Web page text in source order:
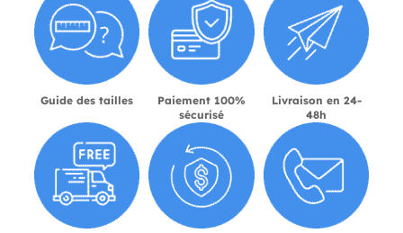
Guide des tailles
Paiement 100%
sécurisé
Livraison en 24-
48h